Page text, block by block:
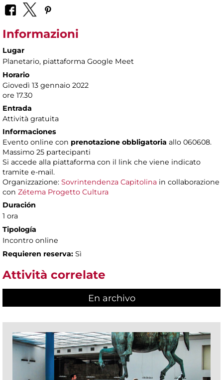
Informazioni
Lugar
Planetario, piattaforma Google Meet
Horario
Giovedì 13 gennaio 2022
ore 17.30
Entrada
Attività gratuita
Informaciones
Evento online con prenotazione obbligatoria allo 060608.
Massimo 25 partecipanti
Si accede alla piattaforma con il link che viene indicato
tramite e-mail.
Organizzazione: Sovrintendenza Capitolina in collaborazione
con Zétema Progetto Cultura
Duración
1 ora
Tipología
Incontro online
Requieren reserva: Sì
Attività correlate
En archivo